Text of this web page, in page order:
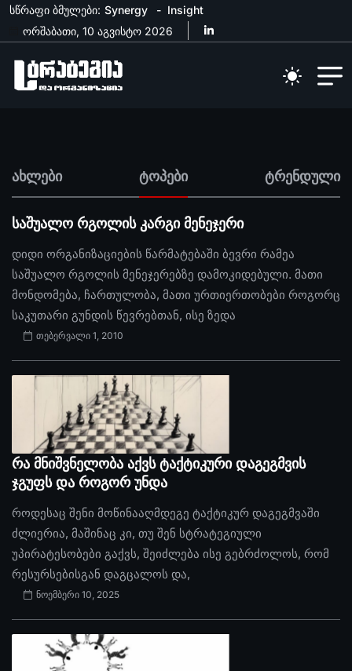
სწრაფი ბმულები: Synergy
Insight
ორშაბათი, 10 აგვისტო 2026
ახლები ტოპები ტრენდული
საშუალო რგოლის კარგი მენეჯერი
დიდი ორგანიზაციების წარმატებაში ბევრი რამეა
საშუალო რგოლის მენეჯერებზე დამოკიდებული. მათი
მონდომება, ჩართულობა, მათი ურთიერთობები როგორც
საკუთარი გუნდის წევრებთან, ისე ზედა
თებერვალი 1, 2010
რა მნიშვნელობა აქვს ტაქტიკური დაგეგმვის
ჯგუფს და როგორ უნდა
როდესაც შენი მოწინააღმდეგე ტაქტიკურ დაგეგმვაში
ძლიერია, მაშინაც კი, თუ შენ სტრატეგიული
უპირატესობები გაქვს, შეიძლება ისე გებრძოლოს, რომ
რესურსებისგან დაგცალოს და,
ნოემბერი 10, 2025